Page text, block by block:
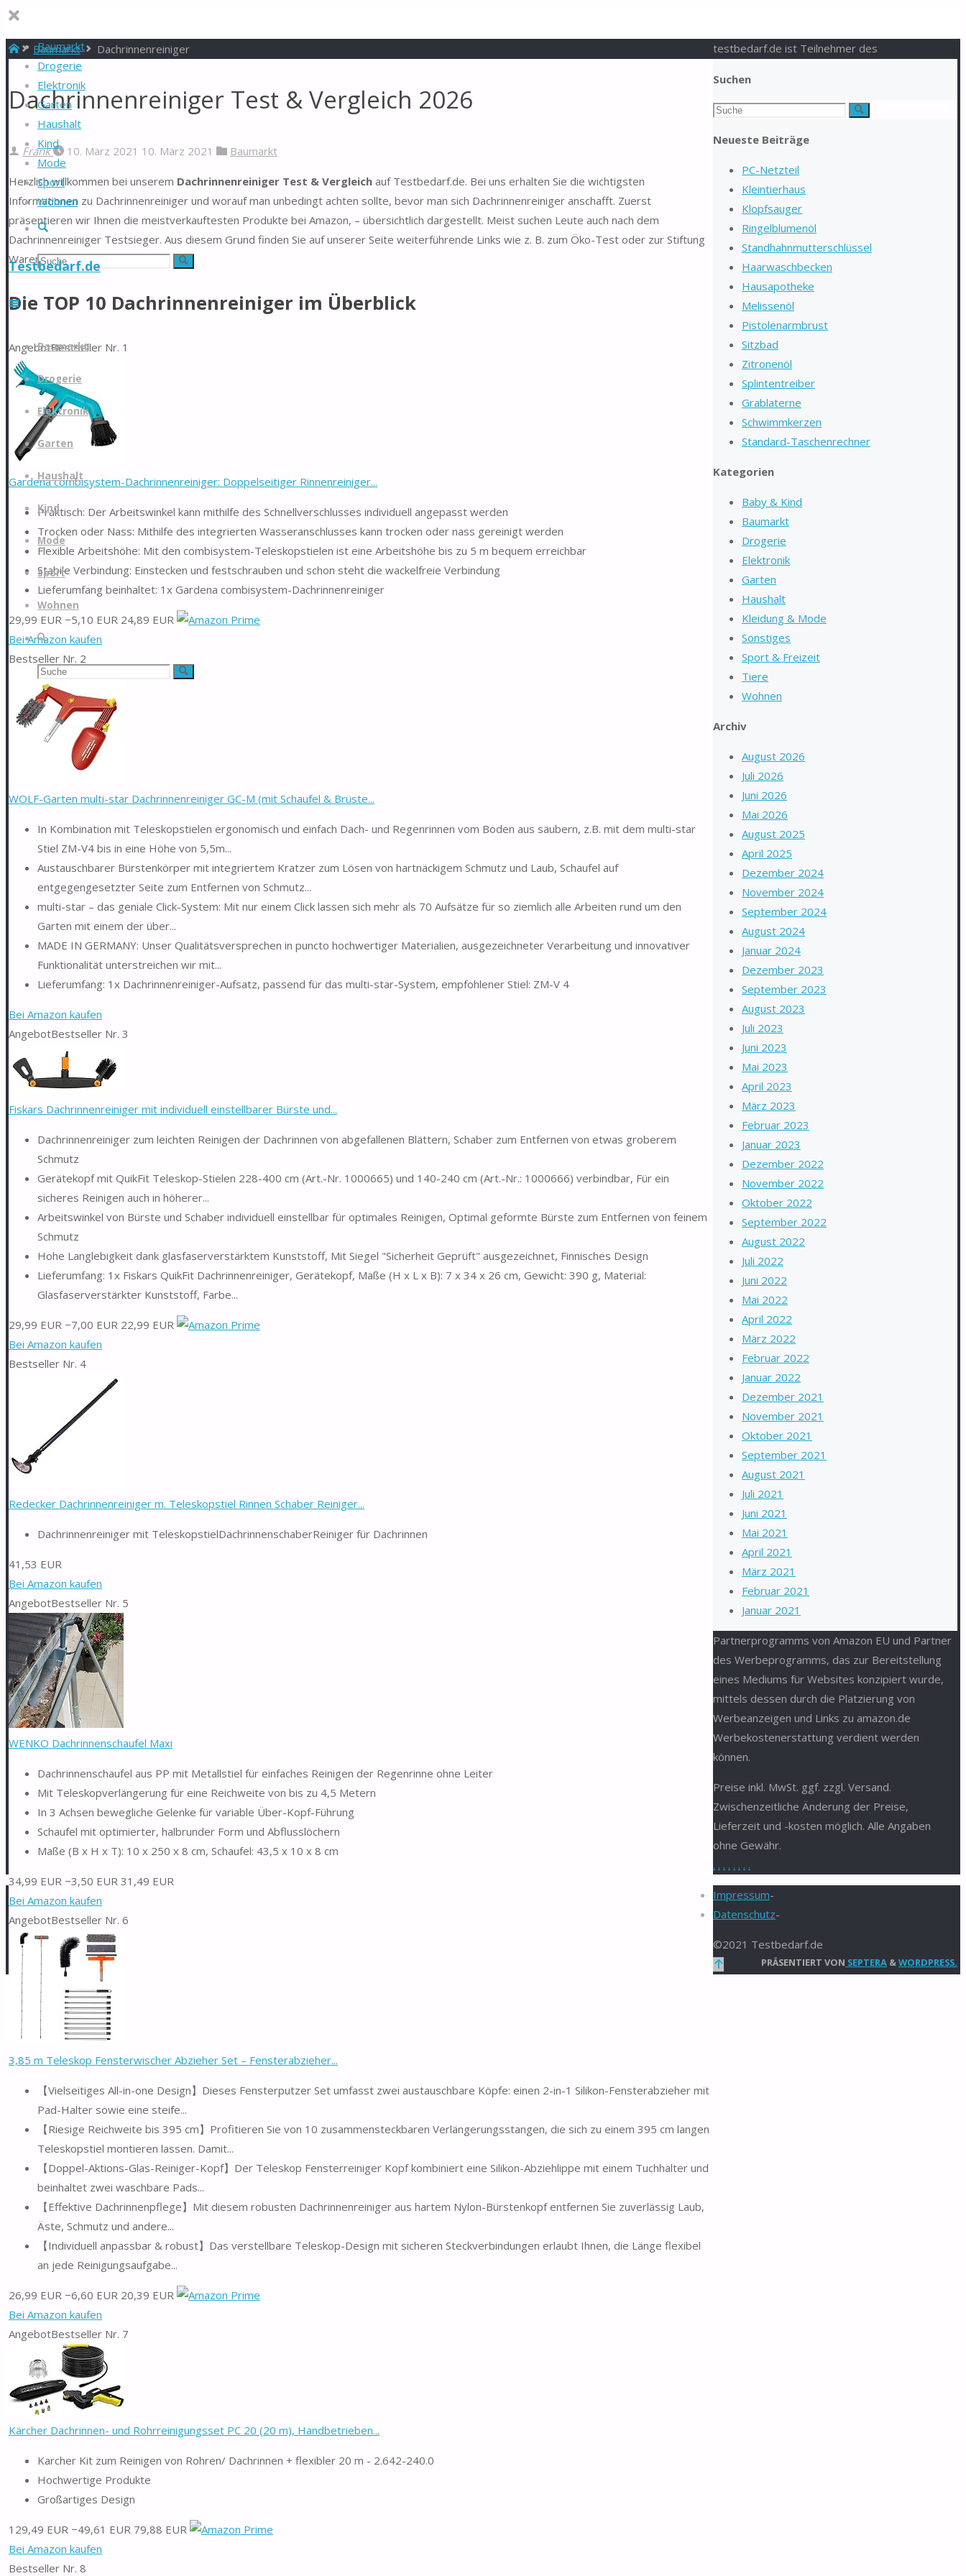
Baumarkt
Drogerie
Elektronik
Garten
Haushalt
Kind
Mode
Sport
Wohnen
Suche
Suchen Suche
Testbedarf.de
Inhalt
springen
Baumarkt
Drogerie
Elektronik
Garten
Haushalt
Kind
Mode
Sport
Wohnen
Suche
Suchen
nach:
Suche
StartBaumarkt Dachrinnenreiniger
Dachrinnenreiniger Test & Vergleich 2026
Frank 10. März 2021 10. März 2021 Baumarkt
Herzlich willkommen bei unserem Dachrinnenreiniger Test & Vergleich auf Testbedarf.de. Bei uns erhalten Sie die wichtigsten
Informationen zu Dachrinnenreiniger und worauf man unbedingt achten sollte, bevor man sich Dachrinnenreiniger anschafft. Zuerst
präsentieren wir Ihnen die meistverkauftesten Produkte bei Amazon, – übersichtlich dargestellt. Meist suchen Leute auch nach dem
Dachrinnenreiniger Testsieger. Aus diesem Grund finden Sie auf unserer Seite weiterführende Links wie z. B. zum Öko-Test oder zur Stiftung
Warentest.
Die TOP 10 Dachrinnenreiniger im Überblick
AngebotBestseller Nr. 1
Gardena combisystem-Dachrinnenreiniger: Doppelseitiger Rinnenreiniger...
Praktisch: Der Arbeitswinkel kann mithilfe des Schnellverschlusses individuell angepasst werden
Trocken oder Nass: Mithilfe des integrierten Wasseranschlusses kann trocken oder nass gereinigt werden
Flexible Arbeitshöhe: Mit den combisystem-Teleskopstielen ist eine Arbeitshöhe bis zu 5 m bequem erreichbar
Stabile Verbindung: Einstecken und festschrauben und schon steht die wackelfreie Verbindung
Lieferumfang beinhaltet: 1x Gardena combisystem-Dachrinnenreiniger
29,99 EUR −5,10 EUR 24,89 EUR
Bei Amazon kaufen
Bestseller Nr. 2
WOLF-Garten multi-star Dachrinnenreiniger GC-M (mit Schaufel & Brüste...
In Kombination mit Teleskopstielen ergonomisch und einfach Dach- und Regenrinnen vom Boden aus säubern, z.B. mit dem multi-star
Stiel ZM-V4 bis in eine Höhe von 5,5m...
Austauschbarer Bürstenkörper mit integriertem Kratzer zum Lösen von hartnäckigem Schmutz und Laub, Schaufel auf
entgegengesetzter Seite zum Entfernen von Schmutz...
multi-star – das geniale Click-System: Mit nur einem Click lassen sich mehr als 70 Aufsätze für so ziemlich alle Arbeiten rund um den
Garten mit einem der über...
MADE IN GERMANY: Unser Qualitätsversprechen in puncto hochwertiger Materialien, ausgezeichneter Verarbeitung und innovativer
Funktionalität unterstreichen wir mit...
Lieferumfang: 1x Dachrinnenreiniger-Aufsatz, passend für das multi-star-System, empfohlener Stiel: ZM-V 4
Bei Amazon kaufen
AngebotBestseller Nr. 3
Fiskars Dachrinnenreiniger mit individuell einstellbarer Bürste und...
Dachrinnenreiniger zum leichten Reinigen der Dachrinnen von abgefallenen Blättern, Schaber zum Entfernen von etwas groberem
Schmutz
Gerätekopf mit QuikFit Teleskop-Stielen 228-400 cm (Art.-Nr. 1000665) und 140-240 cm (Art.-Nr.: 1000666) verbindbar, Für ein
sicheres Reinigen auch in höherer...
Arbeitswinkel von Bürste und Schaber individuell einstellbar für optimales Reinigen, Optimal geformte Bürste zum Entfernen von feinem
Schmutz
Hohe Langlebigkeit dank glasfaserverstärktem Kunststoff, Mit Siegel "Sicherheit Geprüft" ausgezeichnet, Finnisches Design
Lieferumfang: 1x Fiskars QuikFit Dachrinnenreiniger, Gerätekopf, Maße (H x L x B): 7 x 34 x 26 cm, Gewicht: 390 g, Material:
Glasfaserverstärkter Kunststoff, Farbe...
29,99 EUR −7,00 EUR 22,99 EUR
Bei Amazon kaufen
Bestseller Nr. 4
Redecker Dachrinnenreiniger m. Teleskopstiel Rinnen Schaber Reiniger...
Dachrinnenreiniger mit TeleskopstielDachrinnenschaberReiniger für Dachrinnen
41,53 EUR
Bei Amazon kaufen
AngebotBestseller Nr. 5
WENKO Dachrinnenschaufel Maxi
Dachrinnenschaufel aus PP mit Metallstiel für einfaches Reinigen der Regenrinne ohne Leiter
Mit Teleskopverlängerung für eine Reichweite von bis zu 4,5 Metern
In 3 Achsen bewegliche Gelenke für variable Über-Kopf-Führung
Schaufel mit optimierter, halbrunder Form und Abflusslöchern
Maße (B x H x T): 10 x 250 x 8 cm, Schaufel: 43,5 x 10 x 8 cm
34,99 EUR −3,50 EUR 31,49 EUR
Bei Amazon kaufen
AngebotBestseller Nr. 6
3,85 m Teleskop Fensterwischer Abzieher Set – Fensterabzieher...
【Vielseitiges All-in-one Design】Dieses Fensterputzer Set umfasst zwei austauschbare Köpfe: einen 2-in-1 Silikon-Fensterabzieher mit
Pad-Halter sowie eine steife...
【Riesige Reichweite bis 395 cm】Profitieren Sie von 10 zusammensteckbaren Verlängerungsstangen, die sich zu einem 395 cm langen
Teleskopstiel montieren lassen. Damit...
【Doppel-Aktions-Glas-Reiniger-Kopf】Der Teleskop Fensterreiniger Kopf kombiniert eine Silikon-Abziehlippe mit einem Tuchhalter und
beinhaltet zwei waschbare Pads...
【Effektive Dachrinnenpflege】Mit diesem robusten Dachrinnenreiniger aus hartem Nylon-Bürstenkopf entfernen Sie zuverlässig Laub,
Äste, Schmutz und andere...
【Individuell anpassbar & robust】Das verstellbare Teleskop-Design mit sicheren Steckverbindungen erlaubt Ihnen, die Länge flexibel
an jede Reinigungsaufgabe...
26,99 EUR −6,60 EUR 20,39 EUR
Bei Amazon kaufen
AngebotBestseller Nr. 7
Kärcher Dachrinnen- und Rohrreinigungsset PC 20 (20 m), Handbetrieben...
Karcher Kit zum Reinigen von Rohren/ Dachrinnen + flexibler 20 m - 2.642-240.0
Hochwertige Produkte
Großartiges Design
129,49 EUR −49,61 EUR 79,88 EUR
Bei Amazon kaufen
Bestseller Nr. 8
Suchen
Suchen
Suche
Neueste Beiträge
PC-Netzteil
Kleintierhaus
Klopfsauger
Ringelblumenöl
Standhahnmutterschlüssel
Haarwaschbecken
Hausapotheke
Melissenöl
Pistolenarmbrust
Sitzbad
Zitronenöl
Splintentreiber
Grablaterne
Schwimmkerzen
Standard-Taschenrechner
Kategorien
Baby & Kind
Baumarkt
Drogerie
Elektronik
Garten
Haushalt
Kleidung & Mode
Sonstiges
Sport & Freizeit
Tiere
Wohnen
Archiv
August 2026
Juli 2026
Juni 2026
Mai 2026
August 2025
April 2025
Dezember 2024
November 2024
September 2024
August 2024
Januar 2024
Dezember 2023
September 2023
August 2023
Juli 2023
Juni 2023
Mai 2023
April 2023
März 2023
Februar 2023
Januar 2023
Dezember 2022
November 2022
Oktober 2022
September 2022
August 2022
Juli 2022
Juni 2022
Mai 2022
April 2022
März 2022
Februar 2022
Januar 2022
Dezember 2021
November 2021
Oktober 2021
September 2021
August 2021
Juli 2021
Juni 2021
Mai 2021
April 2021
März 2021
Februar 2021
Januar 2021
testbedarf.de ist Teilnehmer des
Partnerprogramms von Amazon EU und Partner
des Werbeprogramms, das zur Bereitstellung
eines Mediums für Websites konzipiert wurde,
mittels dessen durch die Platzierung von
Werbeanzeigen und Links zu amazon.de
Werbekostenerstattung verdient werden
können.
Preise inkl. MwSt. ggf. zzgl. Versand.
Zwischenzeitliche Änderung der Preise,
Lieferzeit und -kosten möglich. Alle Angaben
ohne Gewähr.
. . . . . . . .
Impressum-
Datenschutz-
©2021 Testbedarf.de
PRÄSENTIERT VON SEPTERA &WORDPRESS.
Zurück